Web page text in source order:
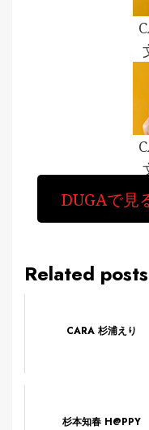
DUGAで見
Related
CARA 杉浦えり
杉本知春 H@PPY